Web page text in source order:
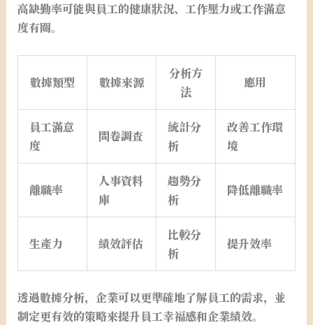
高缺勤率可能與員工的健康狀況、工作壓力或工作滿意
度有關。
數據類型 數據來源
分析方
法
應用
員工滿意
度
問卷調查
統計分
析
改善工作環
境
離職率
人事資料
庫
趨勢分
析
降低離職率
生產力 績效評估
比較分
析
提升效率
透過數據分析，企業可以更準確地了解員工的需求，並
制定更有效的策略來提升員工幸福感和企業績效。